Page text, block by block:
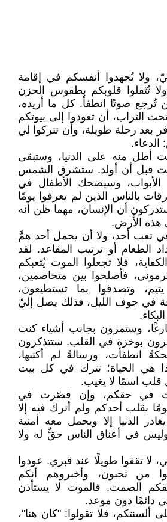
ولا تُجهدوا أنفسكم في إقامة
تُثقلوا قلوبكم بطقوس الحزن
تُرجع صوتًا انطفأ. كل ما أريده،
التراب، أن تعودوا إلى بيوتكم
بعد رحلة طويلة، وأن تتركوا لي
أطل منه على الدنيا، وستبقى
قبل أن أولد. ستشرق الشمس
وسيضحك الأطفال في
بالناس الذين لم يعرفوا يومًا
أن الإنسان، مهما ظن أنه
هذه الأرض.
في تعب أحد، ولا أن يحمل أحد همَّ
الطعام أو ترتيب المقاعد. لقد
فلا تجعلوا الموت يُتعبكم
فأصلحوا بين متخاصمين،
وتصدقوا بما تستطيعون،
في جوف الليل، فذلك يصل إليّ
وستمرون بجانب أشياء كنت
بوخزة في القلب. ستتذكرون
انطفأت، ورسالةً لم أكتبها،
هي الحياة؛ تترك في كل بيت
اسمًا لا يغيب.
في حقكم، وإن قصّرت في
بقلب أحدكم ولم أترك فيه إلا
الدنيا إلا ويحمل معه أمنية
في أعناق الناس حقٌّ له ولا
لا تقفوا طويلًا عند قبري. عودوا
من تحبون، وأخبروهم أنكم
الصمت. فالموت لا يستأذن
دائمًا دون موعد.
ألسنتكم، فلا تقولوا: "كان هنا"،